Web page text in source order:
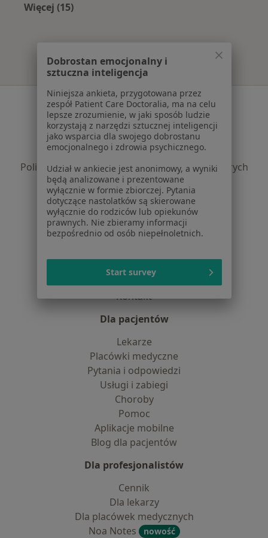
Więcej (15)
Serwis
Regulamin
Polityka prywatności pacjentów
Polityka prywatności profesjonalistów
Polityka prywatności dla profesjonalistów, których
dane pozyskaliśmy samodzielnie
Polityka cookies
Jak działają wyniki wyszukiwania
Dostępność
O nas
Partnerzy
Kontakt
Dla pacjentów
Lekarze
Placówki medyczne
Pytania i odpowiedzi
Usługi i zabiegi
Choroby
Pomoc
Aplikacje mobilne
Blog dla pacjentów
Dla profesjonalistów
Cennik
Dla lekarzy
Dla placówek medycznych
Noa Notes
nowość
Dobrostan emocjonalny i
sztuczna inteligencja
Niniejsza ankieta, przygotowana przez
zespół Patient Care Doctoralia, ma na celu
lepsze zrozumienie, w jaki sposób ludzie
korzystają z narzędzi sztucznej inteligencji
jako wsparcia dla swojego dobrostanu
emocjonalnego i zdrowia psychicznego.
Udział w ankiecie jest anonimowy, a wyniki
będą analizowane i prezentowane
wyłącznie w formie zbiorczej. Pytania
dotyczące nastolatków są skierowane
wyłącznie do rodziców lub opiekunów
prawnych. Nie zbieramy informacji
bezpośrednio od osób niepełnoletnich.
Start survey